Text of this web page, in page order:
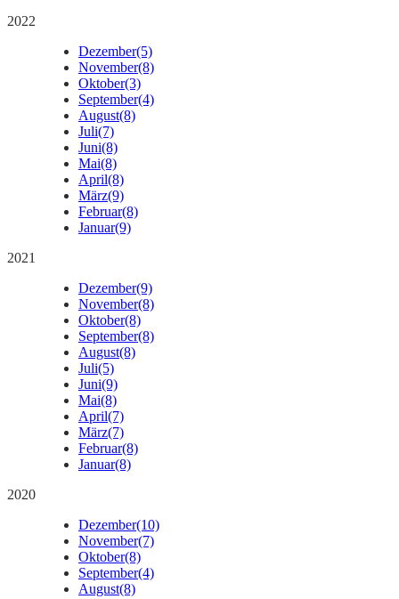
2022
Dezember(5)
November(8)
Oktober(3)
September(4)
August(8)
Juli(7)
Juni(8)
Mai(8)
April(8)
März(9)
Februar(8)
Januar(9)
2021
Dezember(9)
November(8)
Oktober(8)
September(8)
August(8)
Juli(5)
Juni(9)
Mai(8)
April(7)
März(7)
Februar(8)
Januar(8)
2020
Dezember(10)
November(7)
Oktober(8)
September(4)
August(8)